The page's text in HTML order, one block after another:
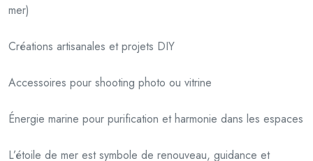
mer)
Créations artisanales et projets DIY
Accessoires pour shooting photo ou vitrine
Énergie marine pour purification et harmonie dans les espaces
L’étoile de mer est symbole de renouveau, guidance et